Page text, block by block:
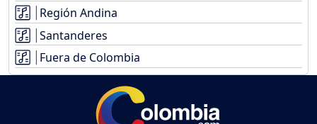
Región Andina
Santanderes
Fuera de Colombia